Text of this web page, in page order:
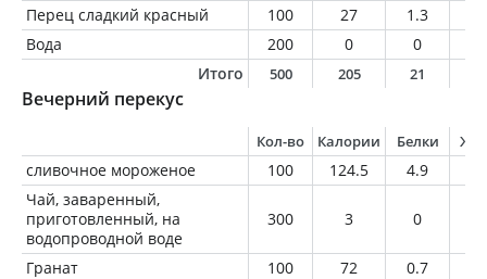
Перец сладкий красный
100 27 1.3
Вода
200 0 0
Итого
500 205 21
Вечерний перекус
Кол-во Калории Белки
сливочное мороженое 100 124.5 4.9
Чай, заваренный,
приготовленный, на
водопроводной воде
300 3 0
Гранат 100 72 0.7